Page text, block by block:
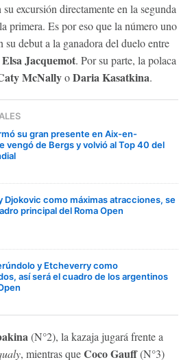
excursión directamente en la segunda
primera. Es por eso que la número uno
su debut a la ganadora del duelo entre
Elsa Jacquemot. Por su parte, la polaca
McNallyoDaria Kasatkina.
su gran presente en Aix-en-
vengó de Bergs y volvió al Top 40 del
Djokovic como máximas atracciones, se
principal del Roma Open
y Etcheverry como
así será el cuadro de los argentinos
(N°2), la kazaja jugará frente a
, mientras queCoco Gauff(N°3)